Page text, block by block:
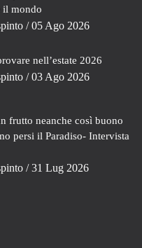
il mondo
/ 05 Ago 2026
nell’estate 2026
/ 03 Ago 2026
frutto neanche così buono
persi il Paradiso- Intervista
/ 31 Lug 2026